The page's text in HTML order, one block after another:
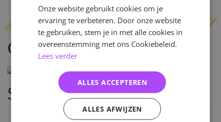
Omschrijving
Specificaties
Artikelnummer
12347
Onze website gebruikt cookies om je
ervaring te verbeteren. Door onze website
te gebruiken, stem je in met alle cookies in
overeenstemming met ons Cookiebeleid.
Lees verder
ALLES ACCEPTEREN
ALLES AFWIJZEN